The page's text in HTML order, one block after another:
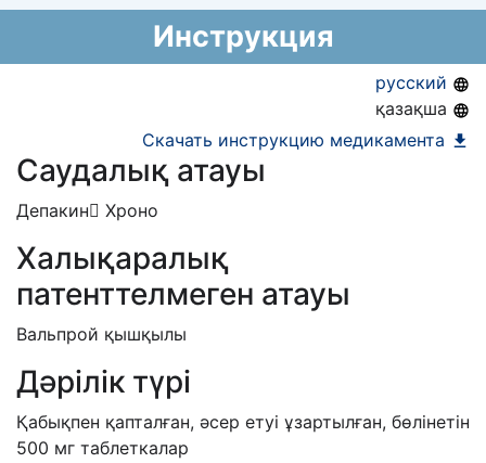
бессрочнонациональный формуляр лекарственных
АЛО (Включено в Список бесплатного
амбулаторного лекарственного обеспечения)
Инструкция
русский
қазақша
Скачать инструкцию медикамента
Саудалық атауы
Депакин Хроно
Халықаралық
патенттелмеген атауы
Вальпрой қышқылы
Дәрілік түрі
Қабықпен қапталған, әсер етуі ұзартылған, бөлінетін
500 мг таблеткалар